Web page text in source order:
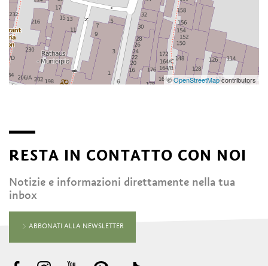
©OpenStreetMapcontributors
RESTA IN CONTATTO CON NOI
Notizie e informazioni direttamente nella tua
inbox
ABBONATI ALLA NEWSLETTER